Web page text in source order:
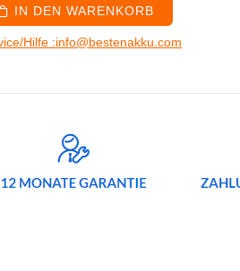
IN DEN WARENKORB
Hilfe :info@bestenakku.com